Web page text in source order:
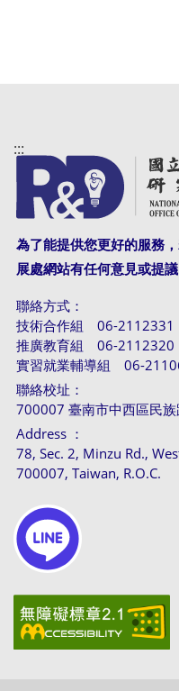
:::
為了能提供您更好的服務
展處網站有任何意見或提
聯絡方式：
技術合作組 06-2112331
推廣教育組 06-2112320
實習就業輔導組 06-
聯絡校址：
700007 臺南市中西區民
Address ：
78, Sec. 2, Minzu Rd.,
700007, Taiwan, R.O.C.